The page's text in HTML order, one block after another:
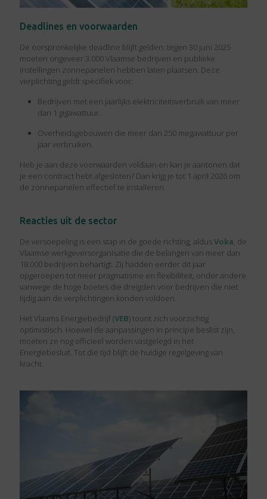
Deadlines en voorwaarden
De oorspronkelijke deadline blijft gelden: tegen 30 juni 2025
moeten ongeveer 3.000 Vlaamse bedrijven en publieke
instellingen zonnepanelen hebben laten plaatsen. Deze
verplichting geldt specifiek voor:
Bedrijven met een jaarlijks elektriciteitsverbruik van meer
dan 1 gigawattuur.
Overheidsgebouwen die meer dan 250 megawattuur per
jaar verbruiken.
Heb je aan deze voorwaarden voldaan en kan je aantonen dat
je een contract hebt afgesloten? Dan krijg je tot 1 april 2026 om
de zonnepanelen effectief te installeren.
Reacties uit de sector
De versoepeling is een stap in de goede richting, aldusVoka, de
Vlaamse werkgeversorganisatie die de belangen van meer dan
18.000 bedrijven behartigt. Zij hadden eerder dit jaar
opgeroepen tot meer pragmatisme en flexibiliteit, onder andere
vanwege de hoge boetes die dreigden voor bedrijven die niet
tijdig aan de verplichtingen konden voldoen.
Het Vlaams Energiebedrijf (VEB) toont zich voorzichtig
optimistisch. Hoewel de aanpassingen in principe beslist zijn,
moeten ze nog officieel worden vastgelegd in het
Energiebesluit. Tot die tijd blijft de huidige regelgeving van
kracht.